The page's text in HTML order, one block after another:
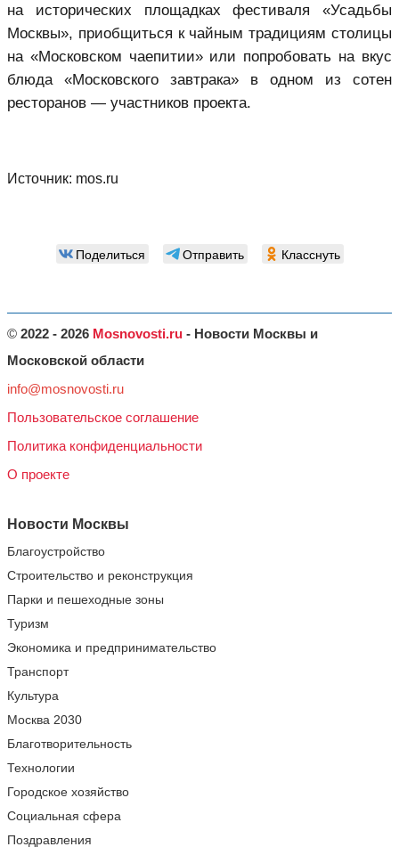
на исторических площадках фестиваля «Усадьбы
Москвы», приобщиться к чайным традициям столицы
на «Московском чаепитии» или попробовать на вкус
блюда «Московского завтрака» в одном из сотен
ресторанов — участников проекта.
Источник: mos.ru
Поделиться Отправить Класснуть
© 2022 - 2026 Mosnovosti.ru - Новости Москвы и
Московской области
info@mosnovosti.ru
Пользовательское соглашение
Политика конфиденциальности
О проекте
Новости Москвы
Благоустройство
Строительство и реконструкция
Парки и пешеходные зоны
Туризм
Экономика и предпринимательство
Транспорт
Культура
Москва 2030
Благотворительность
Технологии
Городское хозяйство
Социальная сфера
Поздравления